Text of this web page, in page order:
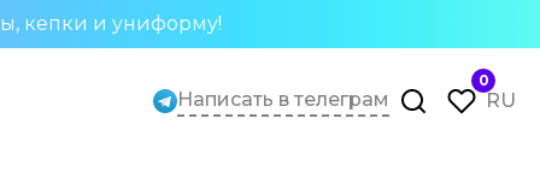
кепки и униформу!
Написать в телеграм
0
RU